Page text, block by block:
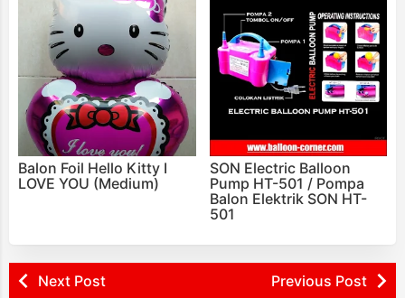
Balon Foil Hello Kitty I
LOVE YOU (Medium)
SON Electric Balloon
Pump HT-501 / Pompa
Balon Elektrik SON HT-
501
Next Post Previous Post